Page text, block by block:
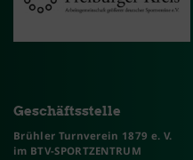
Geschäftsstelle
Brühler Turnverein 1879 e. V.
im BTV-SPORTZENTRUM